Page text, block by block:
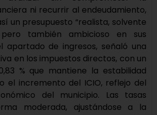
ni recurrir al endeudamiento,
un presupuesto “realista, solvente
también ambicioso en sus
apartado de ingresos, señaló una
en los impuestos directos, con un
% que mantiene la estabilidad
el incremento del ICIO, reflejo del
del municipio. Las tasas
moderada, ajustándose a la